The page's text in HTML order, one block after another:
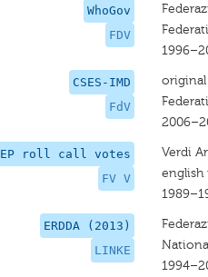
WhoGov
FDV
CSES-IMD
FdV
EP roll call votes
FV V
Verdi
english
ERDDA (2013)
LINKE